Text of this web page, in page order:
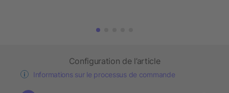
Configuration de l’article
Informations sur le processus de commande